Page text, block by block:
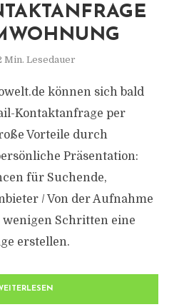
Min. Lesedauer
können sich bald
Kontaktanfrage per
Vorteile durch
Präsentation:
für Suchende,
/ Von der Aufnahme
wenigen Schritten eine
erstellen.